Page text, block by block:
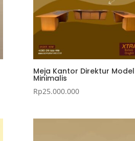
Meja Kantor Direktur Model
Minimalis
Rp25.000.000